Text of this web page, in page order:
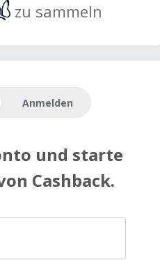
zu sammeln
Anmelden
und starte
Cashback.